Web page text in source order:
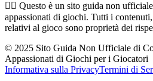
👉🏻 Questo è un sito guida non
appassionati di giochi. Tutti i
relativi al gioco sono proprietà dei
© 2025 Sito Guida Non Ufficiale di
Appassionati di Giochi per i Giocatori
Informativa sulla PrivacyTermini di